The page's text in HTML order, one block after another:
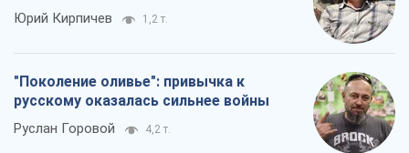
Юрий Кирпичев 1,2 т.
"Поколение оливье": привычка к
русскому оказалась сильнее войны
Руслан Горовой 4,2 т.